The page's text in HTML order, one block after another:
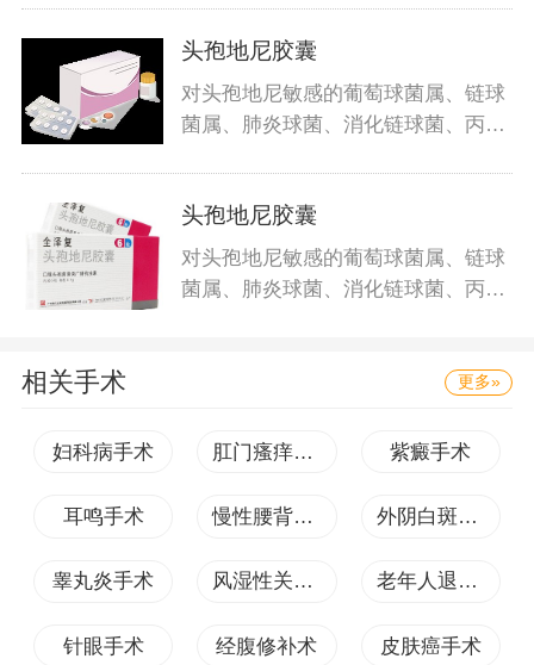
头孢地尼胶囊
对头孢地尼敏感的葡萄球菌属、链球
菌属、肺炎球菌、消化链球菌、丙酸
头孢地尼胶囊
对头孢地尼敏感的葡萄球菌属、链球
菌属、肺炎球菌、消化链球菌、丙酸
相关手术 更多»
妇科病手术 肛门瘙痒手术 紫癜手术
耳鸣手术 慢性腰背痛手术 外阴白斑手术
睾丸炎手术 风湿性关节炎手术 老年人退行性骨关节病手术
针眼手术 经腹修补术 皮肤癌手术